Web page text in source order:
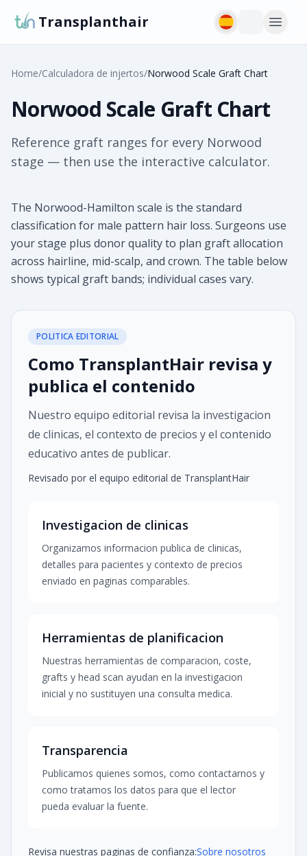
Transplanthair
Home/Calculadora de injertos/Norwood Scale Graft Chart
Norwood Scale Graft Chart
Reference graft ranges for every Norwood
stage — then use the interactive calculator.
The Norwood-Hamilton scale is the standard
classification for male pattern hair loss. Surgeons use
your stage plus donor quality to plan graft allocation
across hairline, mid-scalp, and crown. The table below
shows typical graft bands; individual cases vary.
POLITICA EDITORIAL
Como TransplantHair revisa y
publica el contenido
Nuestro equipo editorial revisa la investigacion
de clinicas, el contexto de precios y el contenido
educativo antes de publicar.
Revisado por el equipo editorial de TransplantHair
Investigacion de clinicas
Organizamos informacion publica de clinicas,
detalles para pacientes y contexto de precios
enviado en paginas comparables.
Herramientas de planificacion
Nuestras herramientas de comparacion, coste,
grafts y head scan ayudan en la investigacion
inicial y no sustituyen una consulta medica.
Transparencia
Publicamos quienes somos, como contactarnos y
como tratamos los datos para que el lector
pueda evaluar la fuente.
Revisa nuestras paginas de confianza:Sobre nosotros